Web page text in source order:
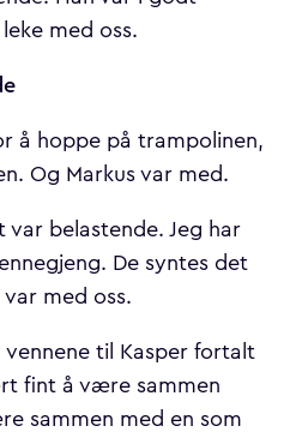
med oss.
å hoppe på trampolinen,
Og Markus var med.
var belastende. Jeg har
De syntes det
med oss.
til Kasper fortalt
fint å være sammen
sammen med en som